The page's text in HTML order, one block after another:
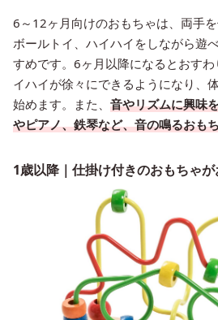
6～12ヶ月向けのおもちゃは、両手
ボールトイ、ハイハイをしながら遊
すめです。6ヶ月以降になるとおす
イハイが徐々にできるようになり、
始めます。また、 音やリズムに興味
やピアノ、鉄琴など、音の鳴るおも
1歳以降｜仕掛け付きのおもちゃ